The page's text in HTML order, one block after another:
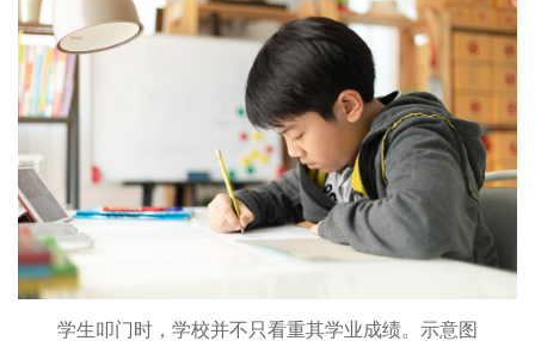
学生叩门时，学校并不只看重其学业成绩。示意图